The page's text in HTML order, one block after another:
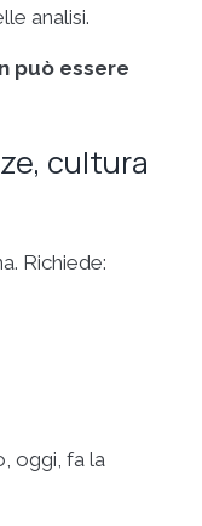
analisi.
può essere
cultura
Richiede:
oggi, fa la